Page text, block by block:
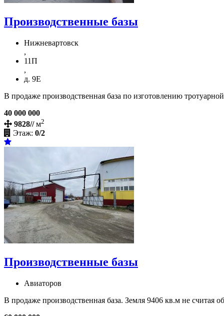
Производственные базы
Нижневартовск
,
11П
,
д. 9Е
В продаже производственная база по изготовлению
40 000 000
9828//м2
Этаж: 0/2
Производственные базы
Авиаторов
В продаже производственная база. Земля 9406 кв.м не считая